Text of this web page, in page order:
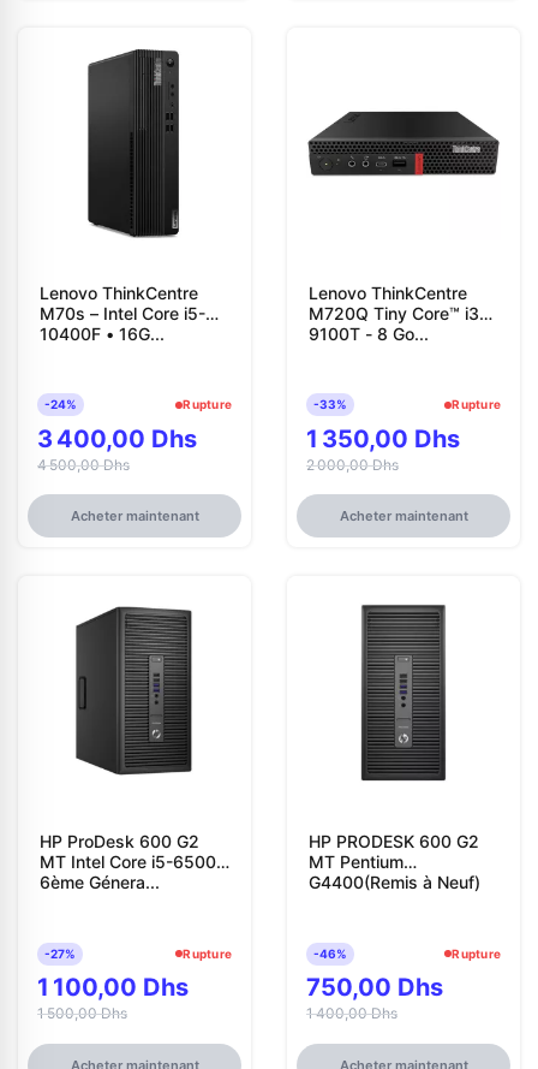
Lenovo ThinkCentre
M70s – Intel Core i5-
10400F • 16G...
-24% Rupture
3 400,00 Dhs
4 500,00 Dhs
Acheter maintenant
Lenovo ThinkCentre
M720Q Tiny Core™ i3-
9100T - 8 Go...
-33% Rupture
1 350,00 Dhs
2 000,00 Dhs
Acheter maintenant
HP ProDesk 600 G2
MT Intel Core i5-6500
6ème Génera...
-27% Rupture
1 100,00 Dhs
1 500,00 Dhs
Acheter maintenant
HP PRODESK 600 G2
MT Pentium
G4400(Remis à Neuf)
-46% Rupture
750,00 Dhs
1 400,00 Dhs
Acheter maintenant